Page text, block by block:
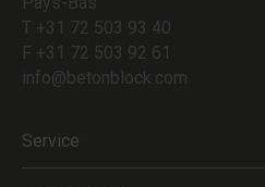
T +31 72 503 93 40
F +31 72 503 92 61
info@betonblock.com
Service